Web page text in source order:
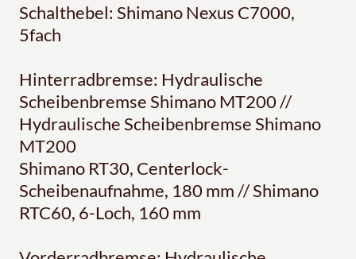
Schalthebel: Shimano Nexus C7000,
5fach
Hinterradbremse: Hydraulische
Scheibenbremse Shimano MT200 //
Hydraulische Scheibenbremse Shimano
MT200
Shimano RT30, Centerlock-
Scheibenaufnahme, 180 mm // Shimano
RTC60, 6-Loch, 160 mm